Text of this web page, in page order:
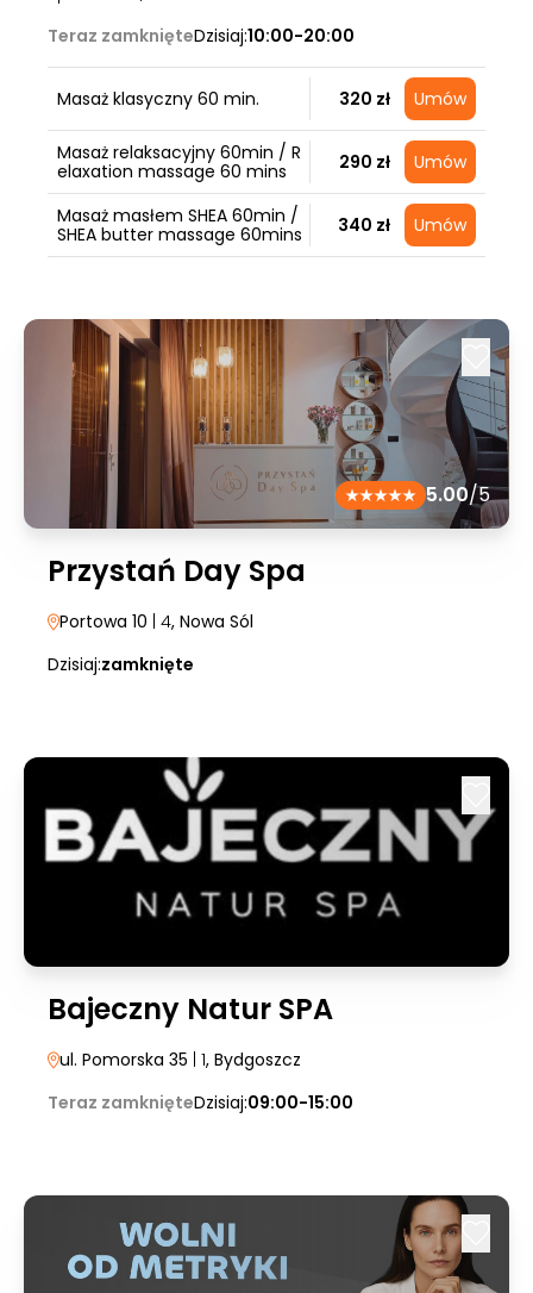
Teraz zamknięteDzisiaj:10:00-20:00
Masaż klasyczny 60 min. 320 zł Umów
Masaż relaksacyjny 60min / R
elaxation massage 60 mins
290 zł Umów
Masaż masłem SHEA 60min /
SHEA butter massage 60mins
340 zł Umów
5.00/5
Przystań Day Spa
Portowa 10 | 4, Nowa Sól
Dzisiaj:zamknięte
Bajeczny Natur SPA
ul. Pomorska 35 | 1, Bydgoszcz
Teraz zamknięteDzisiaj:09:00-15:00